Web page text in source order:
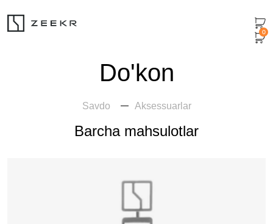
0
Do'kon
Savdo Aksessuarlar
Barcha mahsulotlar